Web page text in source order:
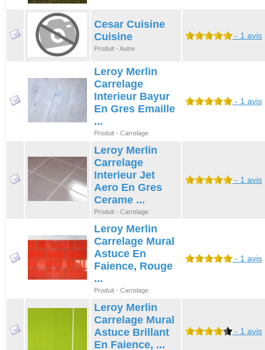
Cesar Cuisine
Cuisine
Produit - Autre
- 1 avis
Leroy Merlin
Carrelage
Interieur Bayur
En Gres Emaille
...
Produit - Carrelage
- 1 avis
Leroy Merlin
Carrelage
Interieur Jet
Aero En Gres
Cerame ...
Produit - Carrelage
- 1 avis
Leroy Merlin
Carrelage Mural
Astuce En
Faience, Rouge
...
Produit - Carrelage
- 1 avis
Leroy Merlin
Carrelage Mural
Astuce Brillant
En Faience, ...
- 1 avis